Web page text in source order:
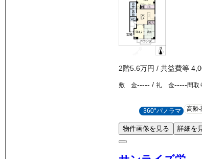
2階5.6万円 / 共益費等
敷 金----- / 礼 金-----間取
360°パノラマ 高齢
物件画像を見る 詳細を